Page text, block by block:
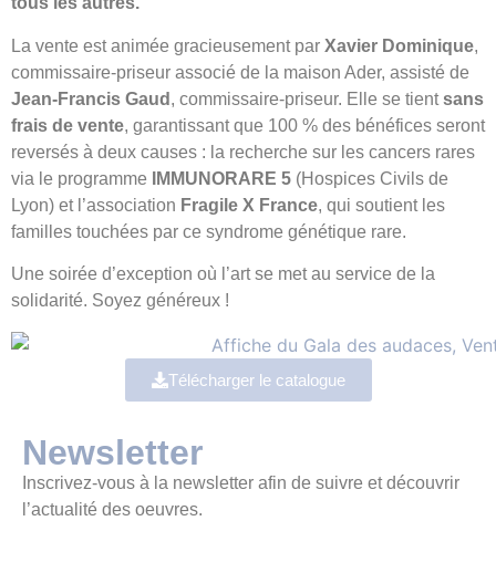
La vente est animée gracieusement par Xavier Dominique,
commissaire-priseur associé de la maison Ader, assisté de
Jean-Francis Gaud , commissaire-priseur. Elle se tientsans
frais de vente, garantissant que 100 % des bénéfices seront
reversés à deux causes : la recherche sur les cancers rares
via le programme
IMMUNORARE 5 (Hospices Civils de
Lyon) et l’association Fragile X France, qui soutient les
familles touchées par ce syndrome génétique rare.
Une soirée d’exception où l’art se met au service de la
solidarité. Soyez généreux !
Télécharger le catalogue
Newsletter
Inscrivez-vous à la newsletter afin de suivre et découvrir
l’actualité des oeuvres.